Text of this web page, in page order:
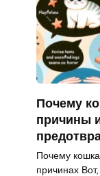
Почему
причины
Почему
причинах